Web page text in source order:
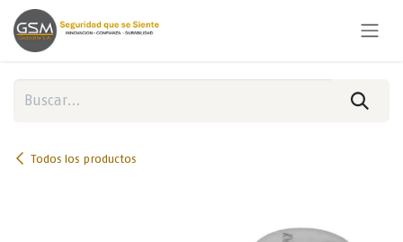
Ir al contenido
Todos los productos